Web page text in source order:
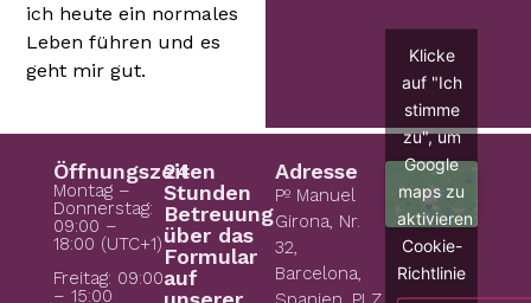
ich heute ein normales
Leben führen und es
geht mir gut.
Öffnungszeiten
Montag –
Donnerstag:
09:00 –
18:00 (UTC+1)
Freitag: 09:00
– 15:00
24
Stunden
Betreuung
über das
Formular
auf
Adresse
Pº Manuel
Girona, Nr.
32,
Barcelona,
Klicke
auf "Ich
stimme
zu", um
Google
maps zu
aktivieren
Cookie-
Richtlinie